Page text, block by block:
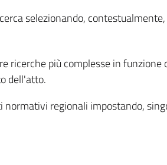
selezionando,
ricerche più complesse in
dell'atto.
normativi regionali impostando,